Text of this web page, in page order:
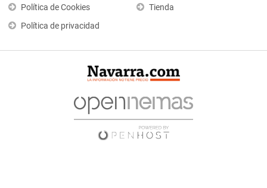
Política de Cookies
Política de privacidad
Tienda